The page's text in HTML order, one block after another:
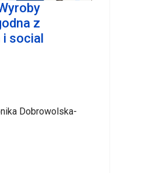
z
i social
Dobrowolska-